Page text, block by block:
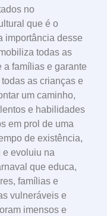
no
que é o
importância desse
todas as
a famílias e garante
as crianças e
um caminho,
e habilidades
em prol de uma
de existência,
e evoluiu na
que educa,
famílias e
vulneráveis e
imensos e